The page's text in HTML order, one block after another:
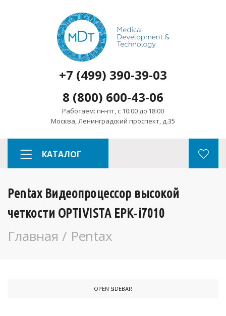
+7 (499) 390-39-03
8 (800) 600-43-06
Работаем: пн-пт, с 10:00 до 18:00
Москва, Ленинградский проспект, д.35
КАТАЛОГ
Pentax Видеопроцессор высокой
четкости OPTIVISTA EPK‑i7010
Главная / Pentax
OPEN SIDEBAR